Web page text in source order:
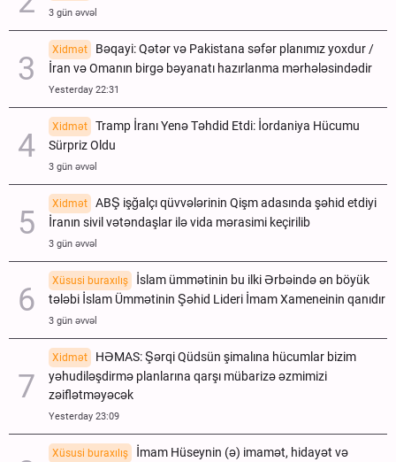
3 gün əvvəl
Xidmət
Bəqayi: Qətər və Pakistana səfər planımız yoxdur /
İran və Omanın birgə bəyanatı hazırlanma mərhələsindədir
Yesterday 22:31
Xidmət
Tramp İranı Yenə Təhdid Etdi: İordaniya Hücumu
Sürpriz Oldu
3 gün əvvəl
Xidmət
ABŞ işğalçı qüvvələrinin Qişm adasında şəhid etdiyi
İranın sivil vətəndaşlar ilə vida mərasimi keçirilib
3 gün əvvəl
Xüsusi buraxılış
İslam ümmətinin bu ilki Ərbəində ən böyük
tələbi İslam Ümmətinin Şəhid Lideri İmam Xameneinin qanıdır
3 gün əvvəl
Xidmət
HƏMAS: Şərqi Qüdsün şimalına hücumlar bizim
yəhudiləşdirmə planlarına qarşı mübarizə əzmimizi
zəiflətməyəcək
Yesterday 23:09
Xüsusi buraxılış
İmam Hüseynin (ə) imamət, hidayət və